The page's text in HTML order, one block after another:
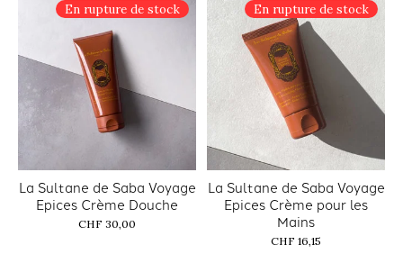
En rupture de stock
La Sultane de Saba Voyage
Epices Crème Douche
CHF 30,00
En rupture de stock
La Sultane de Saba Voyage
Epices Crème pour les
Mains
CHF 16,15